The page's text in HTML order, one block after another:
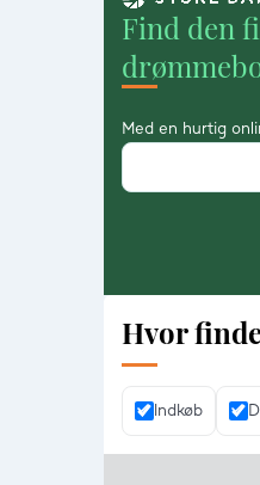
Find den
Med en hurtig
Hvor
Indkøb